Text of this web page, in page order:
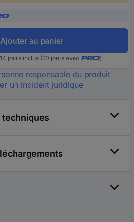
Ajouter au panier
jours inclus (30 jours avec )
responsable du produit
un incident juridique
techniques